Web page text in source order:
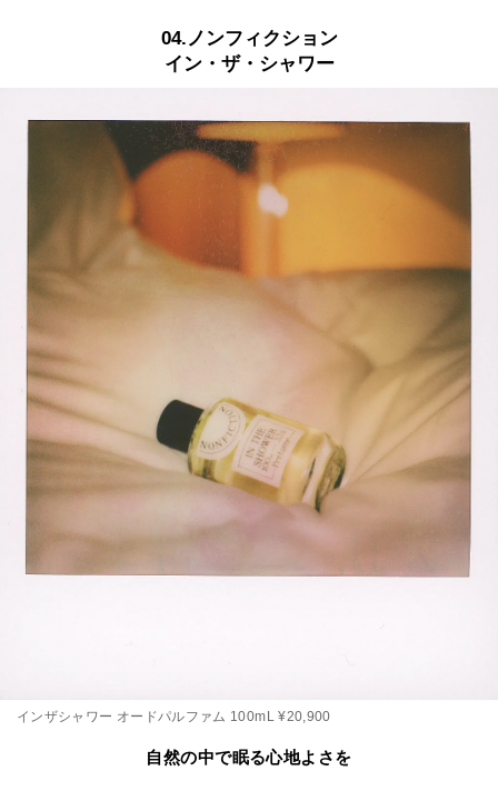
04.ノンフィクション
イン・ザ・シャワー
インザシャワー オードパルファム 100mL ¥20,900
自然の中で眠る心地よさを